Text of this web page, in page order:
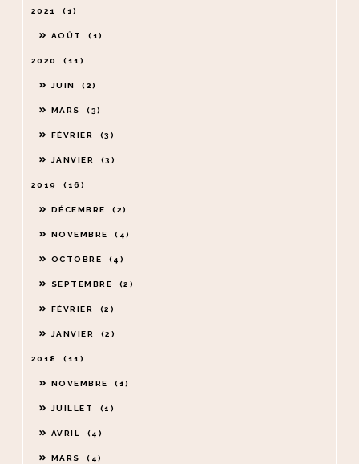
2021 1
AOÛT 1
2020 11
JUIN 2
MARS 3
FÉVRIER 3
JANVIER 3
2019 16
DÉCEMBRE 2
NOVEMBRE 4
OCTOBRE 4
SEPTEMBRE 2
FÉVRIER 2
JANVIER 2
2018 11
NOVEMBRE 1
JUILLET 1
AVRIL 4
MARS 4